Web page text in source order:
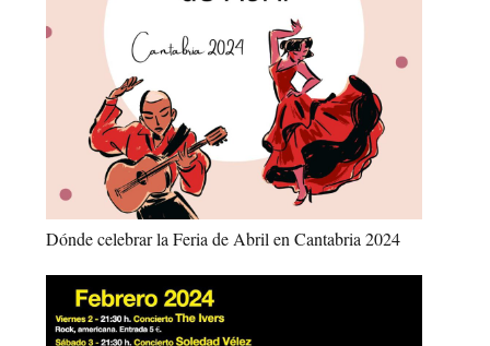
Dónde celebrar la Feria de Abril en Cantabria 2024